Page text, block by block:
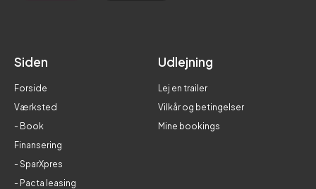
Siden
Forside
Værksted
- Book
Finansering
- SparXpres
- Pacta leasing
Udlejning
Lej en trailer
Vilkår og betingelser
Mine bookings